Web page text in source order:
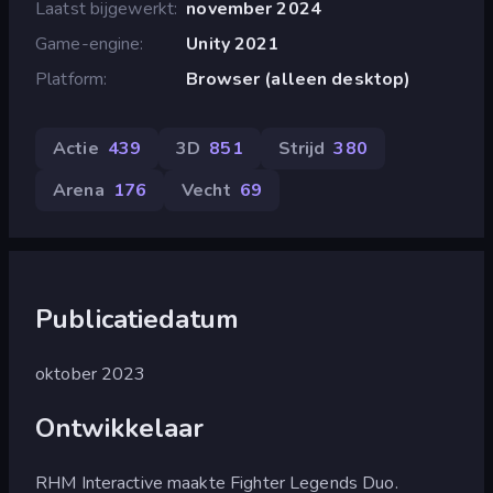
Laatst bijgewerkt november 2024
Game-engine
Unity 2021
Platform
Browser (alleen desktop)
Actie 439 3D 851 Strijd 380
Arena 176 Vecht 69
Publicatiedatum
oktober 2023
Ontwikkelaar
RHM Interactive maakte Fighter Legends Duo.